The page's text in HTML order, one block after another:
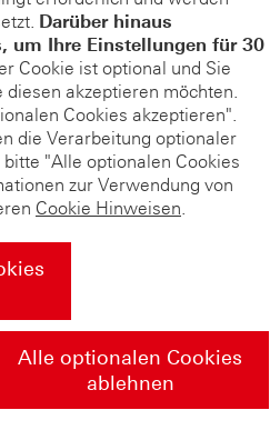
Darüber hinaus
um Ihre Einstellungen für 30
Cookie ist optional und Sie
diesen akzeptieren möchten.
Cookies akzeptieren".
die Verarbeitung optionaler
"Alle optionalen Cookies
zur Verwendung von
Cookie Hinweisen.
Alle optionalen Cookies
ablehnen